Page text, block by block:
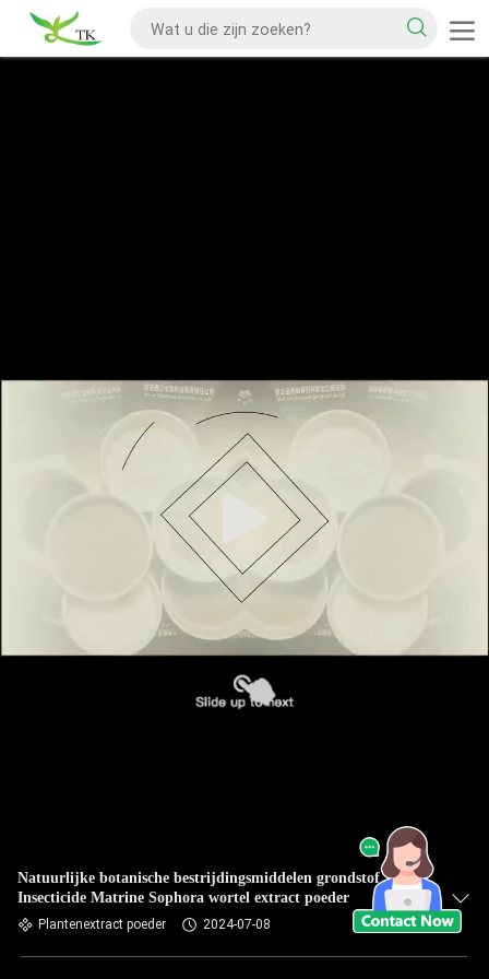
Natuurlijke botanische bestrijdingsmiddelen grondstof
Insecticide Matrine Sophora wortel extract poeder
Plantenextract poeder 2024-07-08